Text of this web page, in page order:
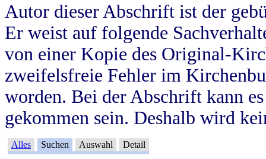
Autor dieser Abschrift ist der
Er weist auf folgende
von einer Kopie des Original-
zweifelsfreie Fehler im
worden. Bei der Abschrift kann
gekommen sein. Deshalb wird
Alles Suchen Auswahl Detail